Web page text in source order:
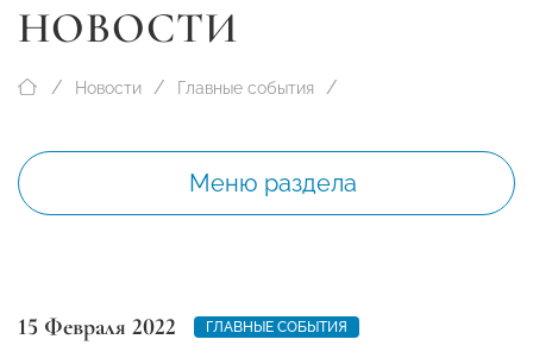
НОВОСТИ
Новости Главные события
Меню раздела
15 Февраля 2022 ГЛАВНЫЕ СОБЫТИЯ